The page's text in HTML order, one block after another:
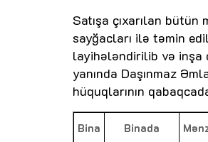
Satışa çıxarılan
sayğacları ilə təmin
layihələndirilib və inşa
yanında Daşınmaz
hüquqlarının
Bina
Binada